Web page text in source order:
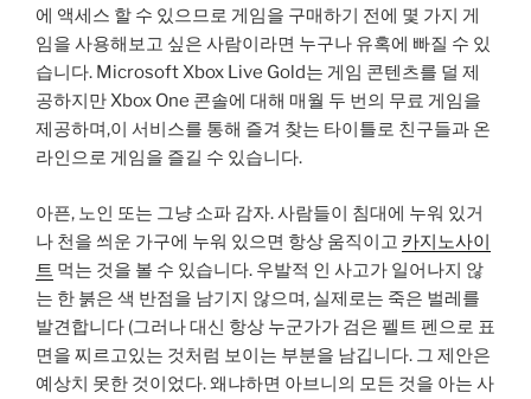
에 액세스 할 수 있으므로 게임을 구매하기 전에 몇 가지 게
임을 사용해보고 싶은 사람이라면 누구나 유혹에 빠질 수 있
습니다. Microsoft Xbox Live Gold는 게임 콘텐츠를 덜 제
공하지만 Xbox One 콘솔에 대해 매월 두 번의 무료 게임을
제공하며,이 서비스를 통해 즐겨 찾는 타이틀로 친구들과 온
라인으로 게임을 즐길 수 있습니다.
아픈, 노인 또는 그냥 소파 감자. 사람들이 침대에 누워 있거
나 천을 씌운 가구에 누워 있으면 항상 움직이고 카지노사이
트 먹는 것을 볼 수 있습니다. 우발적 인 사고가 일어나지 않
는 한 붉은 색 반점을 남기지 않으며, 실제로는 죽은 벌레를
발견합니다 (그러나 대신 항상 누군가가 검은 펠트 펜으로 표
면을 찌르고있는 것처럼 보이는 부분을 남깁니다. 그 제안은
예상치 못한 것이었다. 왜냐하면 아브니의 모든 것을 아는 사